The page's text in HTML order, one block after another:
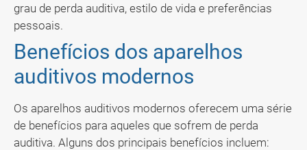
grau de perda auditiva, estilo de vida e preferências
pessoais.
Benefícios dos aparelhos
auditivos modernos
Os aparelhos auditivos modernos oferecem uma série
de benefícios para aqueles que sofrem de perda
auditiva. Alguns dos principais benefícios incluem: